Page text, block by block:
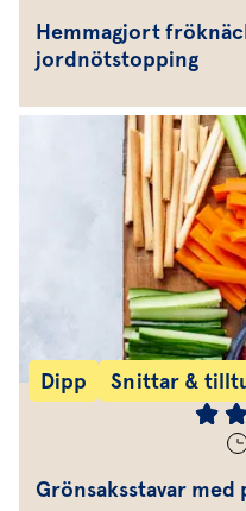
Hemmagjort
jordnötstopping
Dipp Snittar &
Grönsaksstavar med